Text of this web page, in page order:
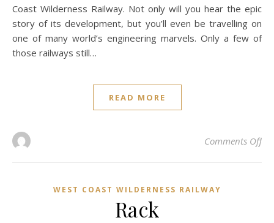
Coast Wilderness Railway. Not only will you hear the epic
story of its development, but you’ll even be travelling on
one of many world’s engineering marvels. Only a few of
those railways still…
READ MORE
Comments Offon
WEST COAST WILDERNESS RAILWAY
Rack